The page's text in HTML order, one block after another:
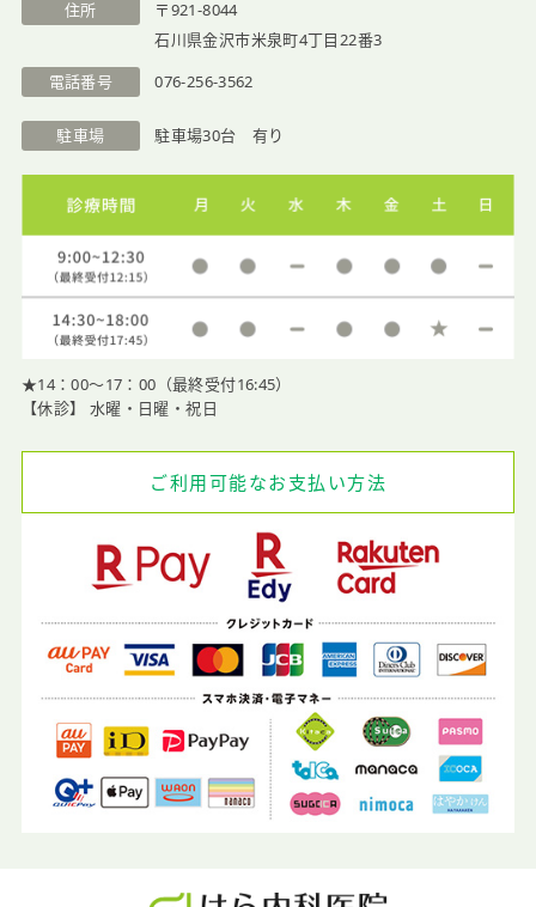
住所
〒921-8044
石川県金沢市米泉町4丁目22番3
電話番号
076-256-3562
駐車場 駐車場30台 有り
★14：00〜17：00（最終受付16:45）
【休診】 水曜・日曜・祝日
ご利用可能なお支払い方法